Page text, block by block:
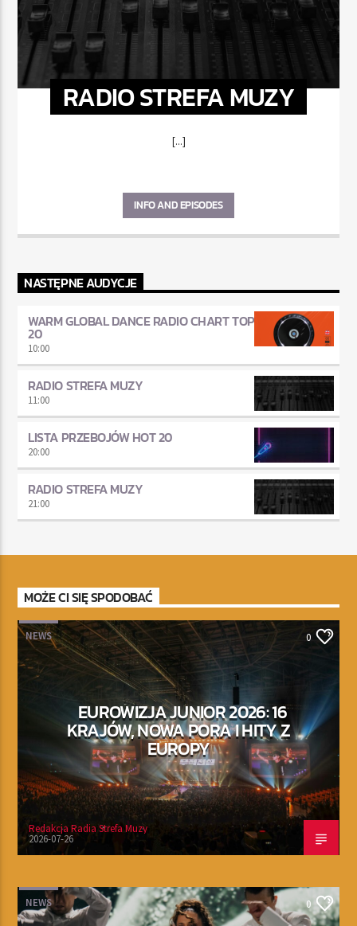
RADIO STREFA MUZY
[...]
INFO AND EPISODES
NASTĘPNE AUDYCJE
WARM GLOBAL DANCE RADIO CHART TOP
20
10:00
RADIO STREFA MUZY
11:00
LISTA PRZEBOJÓW HOT 20
20:00
RADIO STREFA MUZY
21:00
MOŻE CI SIĘ SPODOBAĆ
NEWS 0
EUROWIZJA JUNIOR 2026: 16
KRAJÓW, NOWA PORA I HITY Z
EUROPY
Redakcja Radia Strefa Muzy
2026-07-26
NEWS 0